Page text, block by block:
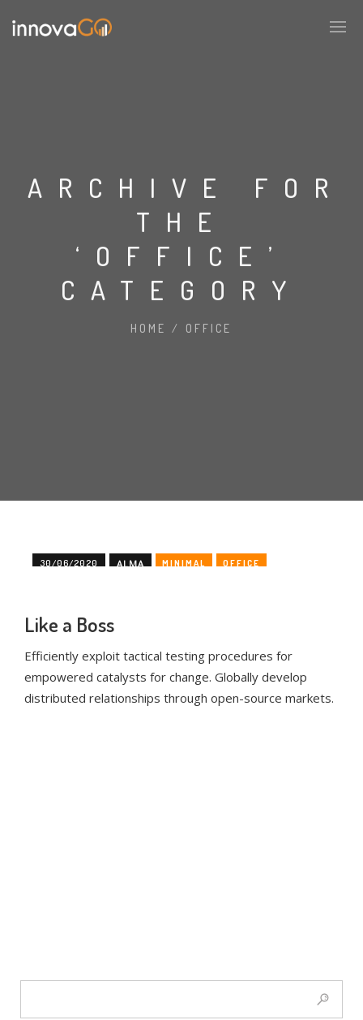
ARCHIVE FOR
THE
‘OFFICE’
CATEGORY
HOME / OFFICE
30/06/2020 ALMA MINIMAL OFFICE
Like a Boss
Efficiently exploit tactical testing procedures for
empowered catalysts for change. Globally develop
distributed relationships through open-source markets.